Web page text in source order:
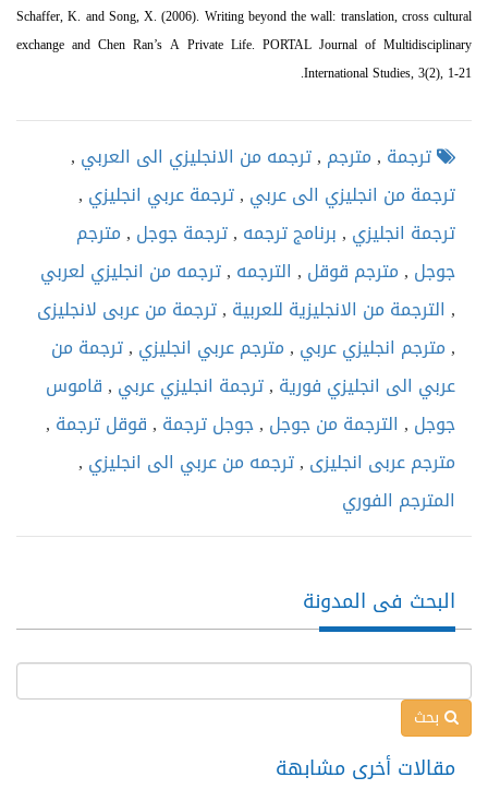
Schaffer, K. and Song, X. (2006). Writing beyond the wall: translation, cross cultural
exchange and Chen Ran’s A Private Life. PORTAL Journal of Multidisciplinary
International Studies, 3(2), 1-21.
ترجمة ,مترجم ,ترجمه من الانجليزي الى العربي ,
ترجمة من انجليزي الى عربي ,ترجمة عربي انجليزي ,
ترجمة انجليزي ,برنامج ترجمه ,ترجمة جوجل ,مترجم
جوجل ,مترجم قوقل , الترجمه ,ترجمه من انجليزي لعربي
, الترجمة من الانجليزية للعربية ,ترجمة من عربى لانجليزى
,مترجم انجليزي عربي ,مترجم عربي انجليزي ,ترجمة من
عربي الى انجليزي فورية ,ترجمة انجليزي عربي ,قاموس
جوجل , الترجمة من جوجل ,جوجل ترجمة ,قوقل ترجمة ,
مترجم عربى انجليزى ,ترجمه من عربي الى انجليزي ,
المترجم الفوري
البحث فى المدونة
بحث
مقالات أخرى مشابهة